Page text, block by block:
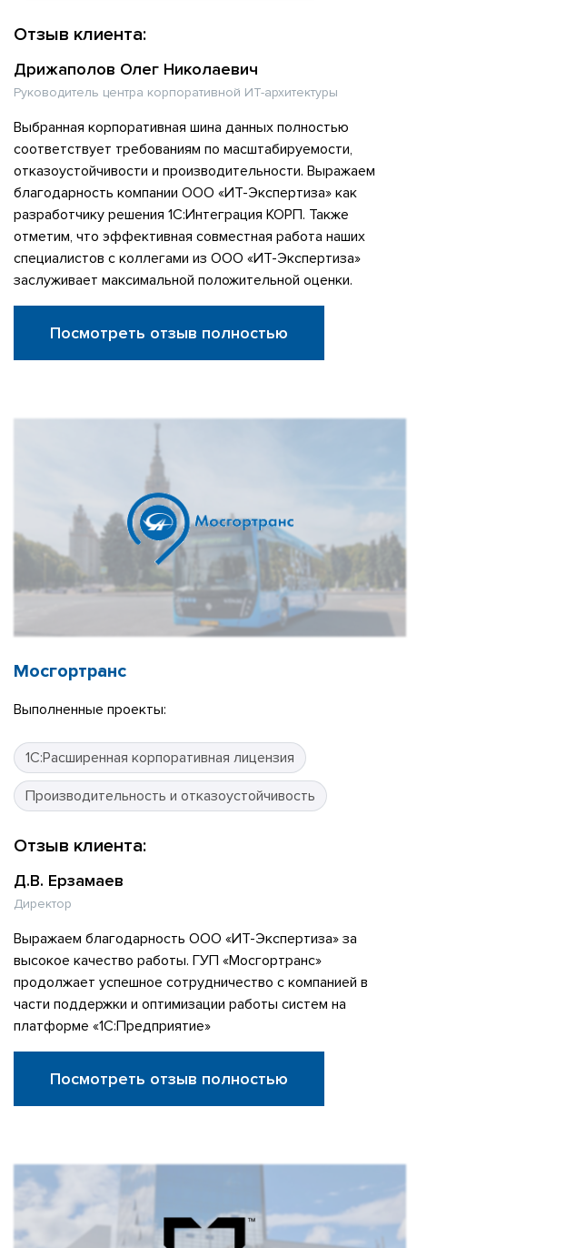
Отзыв клиента:
Дрижаполов Олег Николаевич
Руководитель центра корпоративной ИТ-архитектуры
Выбранная корпоративная шина данных полностью
соответствует требованиям по масштабируемости,
отказоустойчивости и производительности. Выражаем
благодарность компании ООО «ИТ-Экспертиза» как
разработчику решения 1С:Интеграция КОРП. Также
отметим, что эффективная совместная работа наших
специалистов с коллегами из ООО «ИТ-Экспертиза»
заслуживает максимальной положительной оценки.
Посмотреть отзыв полностью
Мосгортранс
Выполненные проекты:
1С:Расширенная корпоративная лицензия
Производительность и отказоустойчивость
Отзыв клиента:
Д.В. Ерзамаев
Директор
Выражаем благодарность ООО «ИТ-Экспертиза» за
высокое качество работы. ГУП «Мосгортранс»
продолжает успешное сотрудничество с компанией в
части поддержки и оптимизации работы систем на
платформе «1С:Предприятие»
Посмотреть отзыв полностью